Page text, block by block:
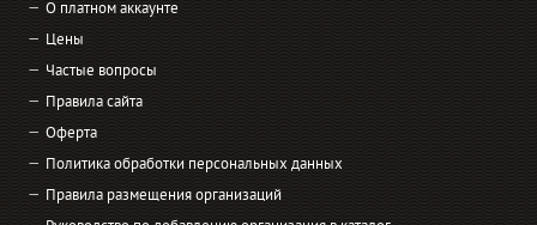
О платном аккаунте
Цены
Частые вопросы
Правила сайта
Оферта
Политика обработки персональных данных
Правила размещения организаций